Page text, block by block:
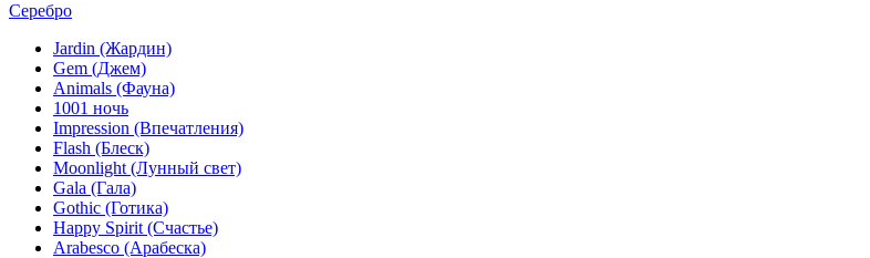
Серебро
Jardin (Жардин)
Gem (Джем)
Animals (Фауна)
1001 ночь
Impression (Впечатления)
Flash (Блеск)
Moonlight (Лунный свет)
Gala (Гала)
Gothic (Готика)
Happy Spirit (Счастье)
Arabesco (Арабеска)